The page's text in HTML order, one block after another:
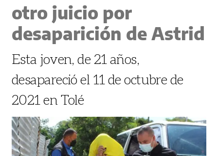
otro juicio por
desaparición de Astrid
Esta joven, de 21 años,
desapareció el 11 de octubre de
2021 en Tolé